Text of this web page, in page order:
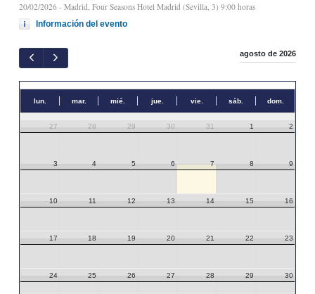
20/02/2026 - Madrid, Four Seasons Hotel Madrid (Sevilla, 3) 9:00 horas
Información del evento
agosto de 2026
lun. mar. mié. jue. vie. sáb. dom.
27 28 29 30 31 1 2
3 4 5 6 7 8 9
10 11 12 13 14 15 16
17 18 19 20 21 22 23
24 25 26 27 28 29 30